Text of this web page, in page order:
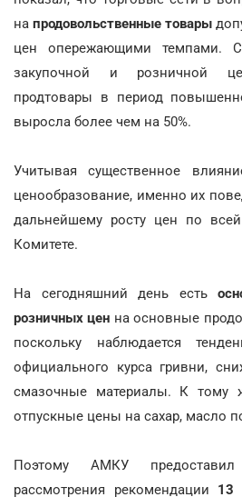
на продовольственные товары
цен опережающими темпами.
закупочной и розничной
продтовары в период
выросла более чем на 50%.
Учитывая существенное
ценообразование, именно их
дальнейшему росту цен по
Комитете.
На сегодняшний день есть
розничных цен на основные
поскольку наблюдается
официального курса гривни,
смазочные материалы. К тому
отпускные цены на сахар, масло
Поэтому АМКУ
рассмотрения рекомендации 13